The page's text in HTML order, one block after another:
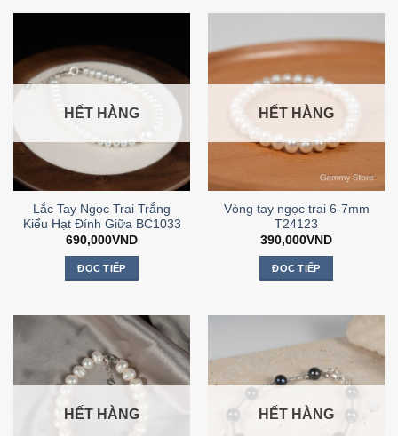
HẾT HÀNG
Lắc Tay Ngọc Trai Trắng
Kiểu Hạt Đính Giữa BC1033
690,000VND
ĐỌC TIẾP
HẾT HÀNG
Vòng tay ngọc trai 6-7mm
T24123
390,000VND
ĐỌC TIẾP
HẾT HÀNG HẾT HÀNG